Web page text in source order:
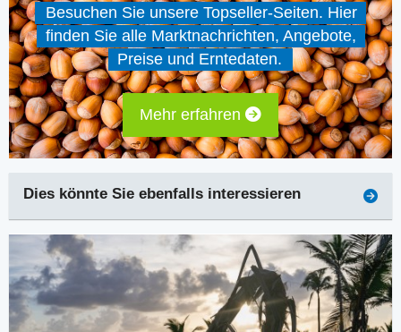
Besuchen Sie unsere Topseller-Seiten. Hier
finden Sie alle Marktnachrichten, Angebote,
Preise und Erntedaten.
Mehr erfahren
Dies könnte Sie ebenfalls interessieren